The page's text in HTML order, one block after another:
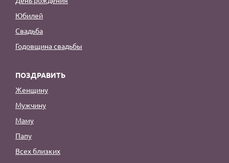
Юбилей
Свадьба
Годовщина свадьбы
ПОЗДРАВИТЬ
Женщину
Мужчину
Маму
Папу
Всех близких